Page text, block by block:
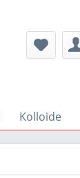
Kolloide